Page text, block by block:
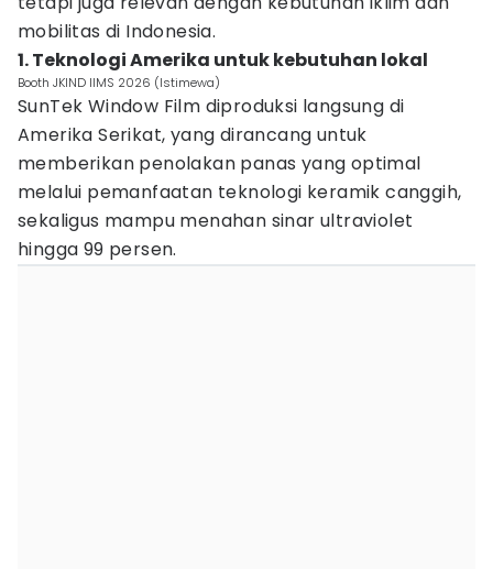
mobilitas di Indonesia.
1. Teknologi Amerika untuk kebutuhan lokal
Booth JKIND IIMS 2026 (Istimewa)
SunTek Window Film diproduksi langsung di
Amerika Serikat, yang dirancang untuk
memberikan penolakan panas yang optimal
melalui pemanfaatan teknologi keramik canggih,
sekaligus mampu menahan sinar ultraviolet
hingga 99 persen.